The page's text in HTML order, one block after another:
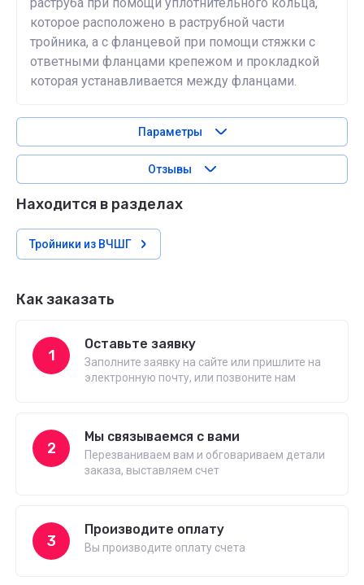
которое расположено в раструбной части
тройника, а с фланцевой при помощи стяжки с
ответными фланцами крепежом и прокладкой
которая устанавливается между фланцами.
Параметры
Отзывы
Находится в разделах
Тройники из ВЧШГ
Как заказать
1
Оставьте заявку
Заполните заявку на сайте или пришлите на
электронную почту, или позвоните нам
2
Мы связываемся с вами
Перезваниваем вам и обговариваем детали
заказа, выставляем счет
3
Производите оплату
Вы производите оплату счета